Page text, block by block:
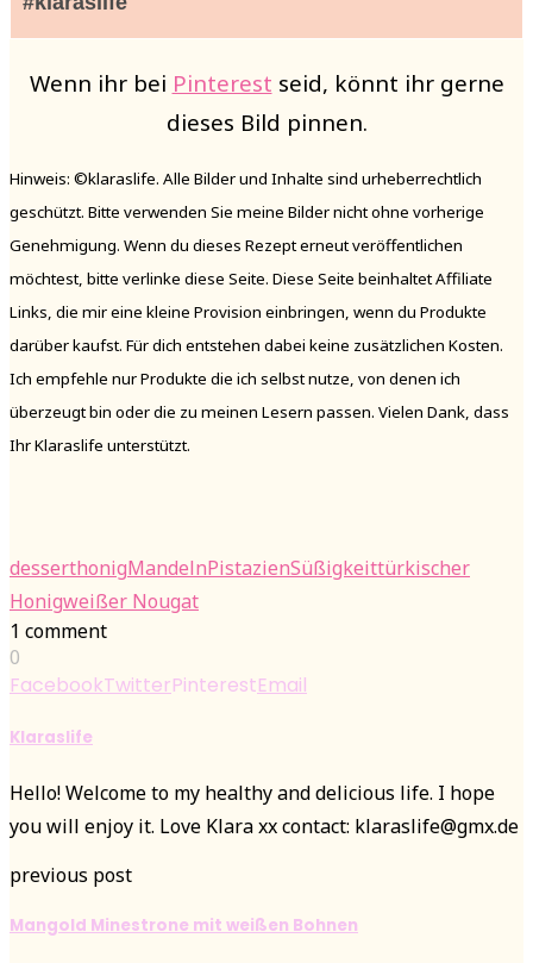
Wenn ihr bei Pinterest seid, könnt ihr gerne
dieses Bild pinnen.
Hinweis: ©klaraslife. Alle Bilder und Inhalte sind urheberrechtlich
geschützt. Bitte verwenden Sie meine Bilder nicht ohne vorherige
Genehmigung. Wenn du dieses Rezept erneut veröffentlichen
möchtest, bitte verlinke diese Seite. Diese Seite beinhaltet Affiliate
Links, die mir eine kleine Provision einbringen, wenn du Produkte
darüber kaufst. Für dich entstehen dabei keine zusätzlichen Kosten.
Ich empfehle nur Produkte die ich selbst nutze, von denen ich
überzeugt bin oder die zu meinen Lesern passen. Vielen Dank, dass
Ihr Klaraslife unterstützt.
desserthonigMandelnPistazienSüßigkeittürkischer
Honigweißer Nougat
1 comment
0
FacebookTwitterPinterestEmail
Klaraslife
Hello! Welcome to my healthy and delicious life. I hope
you will enjoy it. Love Klara xx contact: klaraslife@gmx.de
previous post
Mangold Minestrone mit weißen Bohnen